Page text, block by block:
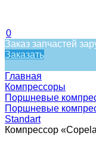
0
Заказ запчастей
Заказать
Главная
Компрессоры
Поршневые
Поршневые
Standart
Компрессор